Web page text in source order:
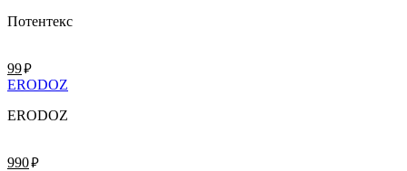
Потентекс
99руб.
ERODOZ
ERODOZ
990руб.